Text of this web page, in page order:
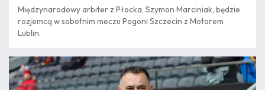
Międzynarodowy arbiter z Płocka, Szymon Marciniak, będzie
rozjemcą w sobotnim meczu Pogoni Szczecin z Motorem
Lublin.
06.08
11:56